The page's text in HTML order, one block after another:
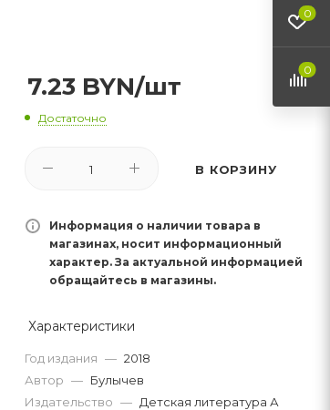
7.23 BYN/шт
Достаточно
В КОРЗИНУ
Информация о наличии товара в
магазинах, носит информационный
характер. За актуальной информацией
обращайтесь в магазины.
Характеристики
Год издания — 2018
Автор — Булычев
Издательство — Детская литература А
0
0